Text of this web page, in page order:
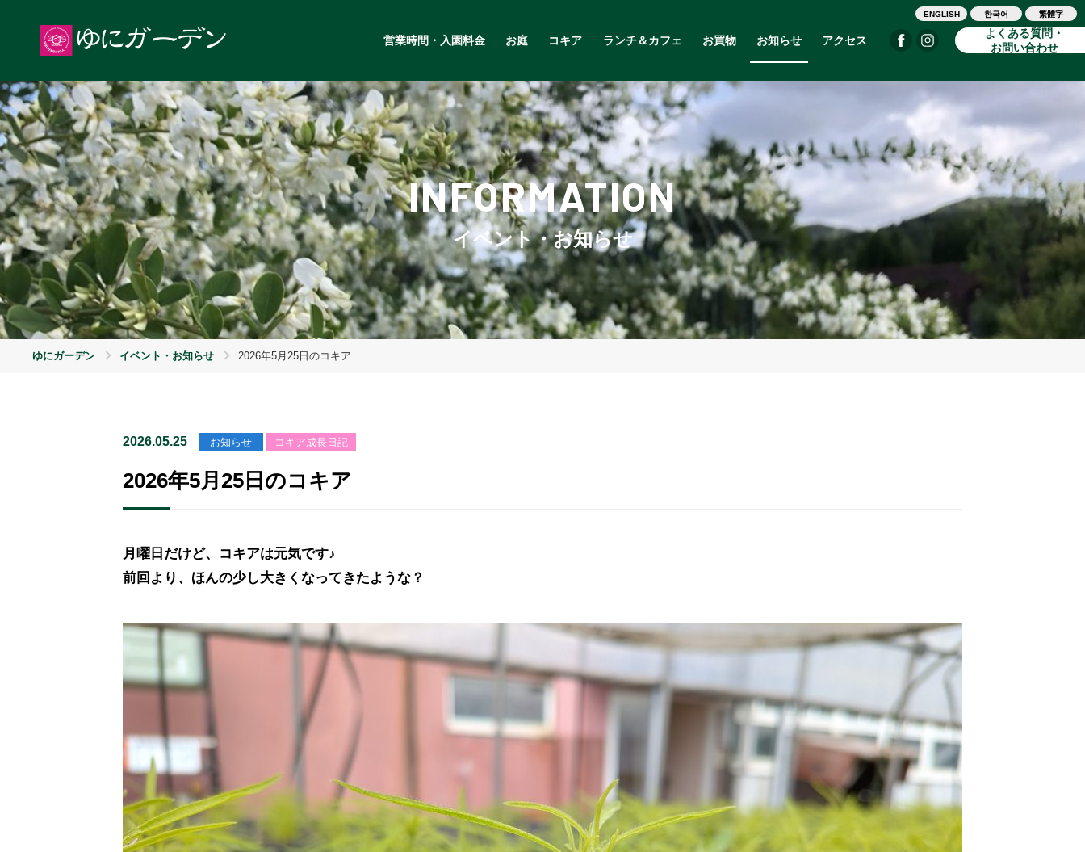
営業時間・入園料金 お庭 コキア ランチ＆カフェ お買物 お知らせ アクセス
ENGLISH 한국어 繁體字
よくある質問・
お問い合わせ
INFORMATION
イベント・お知らせ
ゆにガーデン イベント・お知らせ 2026年5月25日のコキア
2026.05.25 お知らせ コキア成長日記
2026年5月25日のコキア
月曜日だけど、コキアは元気です♪
前回より、ほんの少し大きくなってきたような？